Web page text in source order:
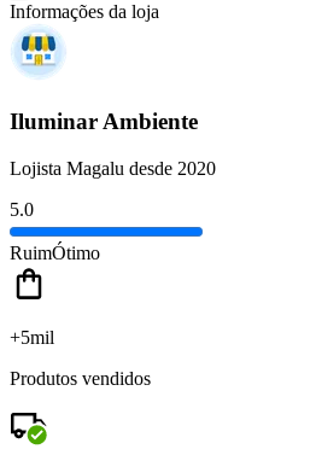
Informações da loja
Iluminar Ambiente
Lojista Magalu desde 2020
5.0
RuimÓtimo
+5mil
Produtos vendidos